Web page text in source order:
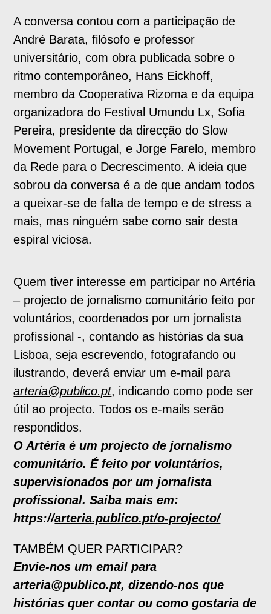
A conversa contou com a participação de
André Barata, filósofo e professor
universitário, com obra publicada sobre o
ritmo contemporâneo, Hans Eickhoff,
membro da Cooperativa Rizoma e da equipa
organizadora do Festival Umundu Lx, Sofia
Pereira, presidente da direcção do Slow
Movement Portugal, e Jorge Farelo, membro
da Rede para o Decrescimento. A ideia que
sobrou da conversa é a de que andam todos
a queixar-se de falta de tempo e de stress a
mais, mas ninguém sabe como sair desta
espiral viciosa.
Quem tiver interesse em participar no Artéria
– projecto de jornalismo comunitário feito por
voluntários, coordenados por um jornalista
profissional -, contando as histórias da sua
Lisboa, seja escrevendo, fotografando ou
ilustrando, deverá enviar um e-mail para
arteria@publico.pt, indicando como pode ser
útil ao projecto. Todos os e-mails serão
respondidos.
O Artéria é um projecto de jornalismo
comunitário. É feito por voluntários,
supervisionados por um jornalista
profissional. Saiba mais em:
https://arteria.publico.pt/o-projecto/
TAMBÉM QUER PARTICIPAR?
Envie-nos um email para
arteria@publico.pt, dizendo-nos que
histórias quer contar ou como gostaria de